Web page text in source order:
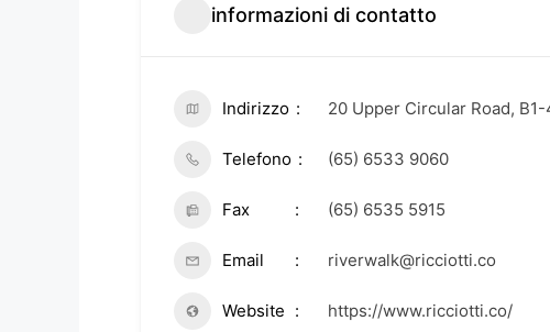
informazioni di contatto
Indirizzo 20 Upper Circular Road,
Telefono (65) 6533 9060
Fax (65) 6535 5915
Email riverwalk@ricciotti.co
Website https://www.ricciotti.co/